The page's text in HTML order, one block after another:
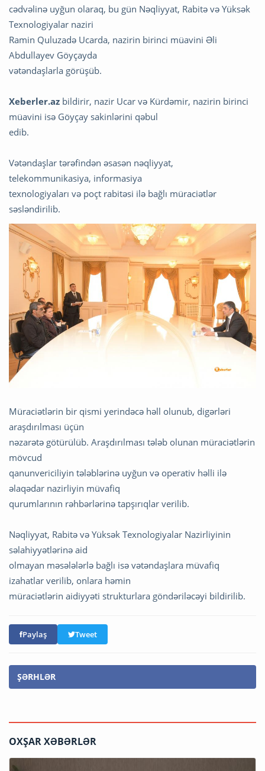
cədvəlinə uyğun olaraq, bu gün Nəqliyyat, Rabitə və Yüksək
Texnologiyalar naziri
Ramin Quluzadə Ucarda, nazirin birinci müavini Əli
Abdullayev Göyçayda
vətəndaşlarla görüşüb.
Xeberler.az bildirir, nazir Ucar və Kürdəmir, nazirin birinci
müavini isə Göyçay sakinlərini qəbul
edib.
Vətəndaşlar tərəfindən əsasən nəqliyyat,
telekommunikasiya, informasiya
texnologiyaları və poçt rabitəsi ilə bağlı müraciətlər
səsləndirilib.
Müraciətlərin bir qismi yerindəcə həll olunub, digərləri
araşdırılması üçün
nəzarətə götürülüb. Araşdırılması tələb olunan müraciətlərin
mövcud
qanunvericiliyin tələblərinə uyğun və operativ həlli ilə
əlaqədar nazirliyin müvafiq
qurumlarının rəhbərlərinə tapşırıqlar verilib.
Nəqliyyat, Rabitə və Yüksək Texnologiyalar Nazirliyinin
səlahiyyətlərinə aid
olmayan məsələlərlə bağlı isə vətəndaşlara müvafiq
izahatlar verilib, onlara həmin
müraciətlərin aidiyyəti strukturlara göndəriləcəyi bildirilib.
Paylaş Tweet
ŞƏRHLƏR
OXŞAR XƏBƏRLƏR